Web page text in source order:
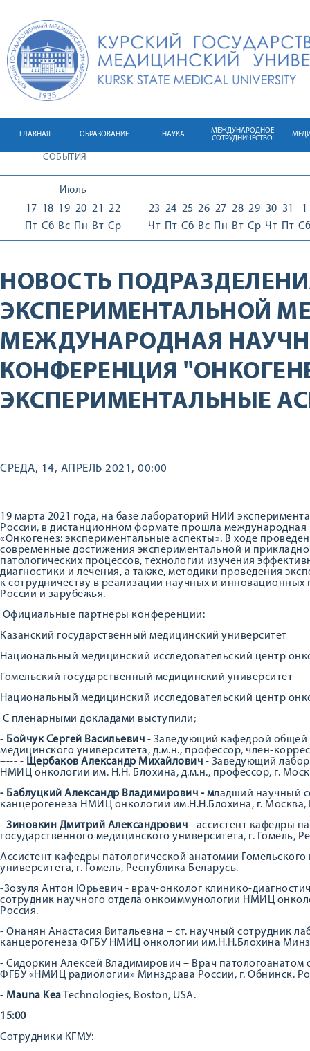
ГЛАВНАЯ ОБРАЗОВАНИЕ НАУКА
МЕЖДУНАРОДНОЕ
СОТРУДНИЧЕСТВО
СОБЫТИЯ
Июль
17
Пт
18
Сб
19
Вс
20
Пн
21
Вт
22
Ср
23
Чт
24
Пт
25
Сб
26
Вс
27
Пн
28
Вт
29
Ср
30
Чт
31
Пт
1
Сб
НОВОСТЬ
ЭКСПЕРИМЕНТАЛЬНОЙ
МЕЖДУНАРОДНАЯ
КОНФЕРЕНЦИЯ
ЭКСПЕРИМЕНТАЛЬНЫЕ
СРЕДА, 14, АПРЕЛЬ 2021, 00:00
19 марта 2021 года, на базе лабораторий НИИ
России, в дистанционном формате прошла
«Онкогенез: экспериментальные аспекты». В ходе
современные достижения экспериментальной и
патологических процессов, технологии изучения
диагностики и лечения, а также, методики проведения
к сотрудничеству в реализации научных и
России и зарубежья.
Официальные партнеры конференции:
Казанский государственный медицинский университет
Национальный медицинский исследовательский центр
Гомельский государственный медицинский университет
Национальный медицинский исследовательский центр
С пленарными докладами выступили;
- Бойчук Сергей Васильевич - Заведующий кафедрой общей
медицинского университета, д.м.н., профессор, член-
–--- - Щербаков Александр Михайлович - Заведующий
НМИЦ онкологии им. Н.Н. Блохина, д.м.н., профессор, г.
- Баблуцкий Александр Владимирович - младший научный
канцерогенеза НМИЦ онкологии им.Н.Н.Блохина, г. Москва,
- Зиновкин Дмитрий Александрович - ассистент кафедры
государственного медицинского университета, г. Гомель,
Ассистент кафедры патологической анатомии
университета, г. Гомель, Республика Беларусь.
-Зозуля Антон Юрьевич - врач-онколог клинико-
сотрудник научного отдела онкоиммунологии НМИЦ
Россия.
- Онанян Анастасия Витальевна – ст. научный сотрудник
канцерогенеза ФГБУ НМИЦ онкологии им.Н.Н.Блохина
- Сидоркин Алексей Владимирович – Врач
ФГБУ «НМИЦ радиологии» Минздрава России, г. Обнинск.
- Mauna KeaTechnologies, Boston, USA.
15:00
Сотрудники КГМУ: